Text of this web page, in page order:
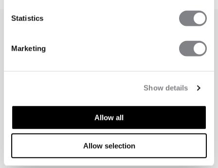
Statistics
Marketing
Show details
Allow all
Allow selection